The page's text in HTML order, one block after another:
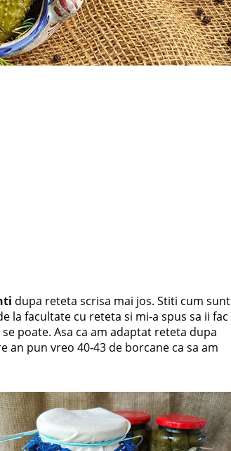
dupa reteta scrisa mai jos. Stiti cum sunt
la facultate cu reteta si mi-a spus sa ii fac
poate. Asa ca am adaptat reteta dupa
pun vreo 40-43 de borcane ca sa am